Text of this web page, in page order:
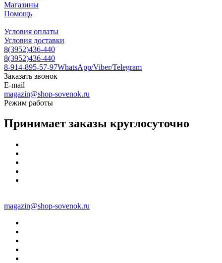
Магазины
Помощь
Условия оплаты
Условия доставки
8(3952)436-440
8(3952)436-440
8-914-895-57-97WhatsApp/Viber/Telegram
Заказать звонок
E-mail
magazin@shop-sovenok.ru
Режим работы
Принимает заказы круглосуточно
magazin@shop-sovenok.ru